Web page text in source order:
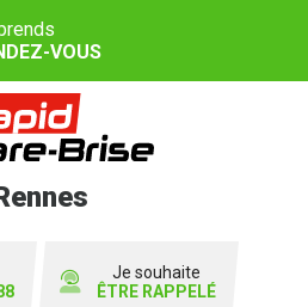
VOUS
Je souhaite
ÊTRE RAPPELÉ